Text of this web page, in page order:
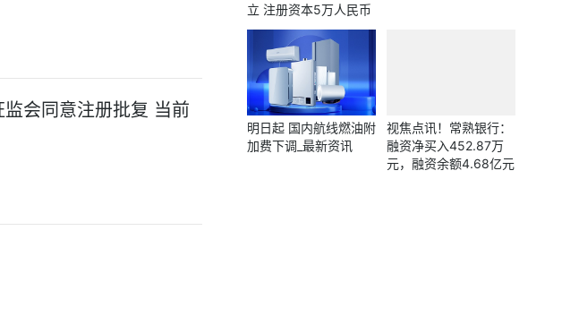
会同意注册批复 当前
立 注册资本5万人民币
明日起 国内航线燃油附
加费下调_最新资讯
视焦点讯！常熟银行：
融资净买入452.87万
元，融资余额4.68亿元